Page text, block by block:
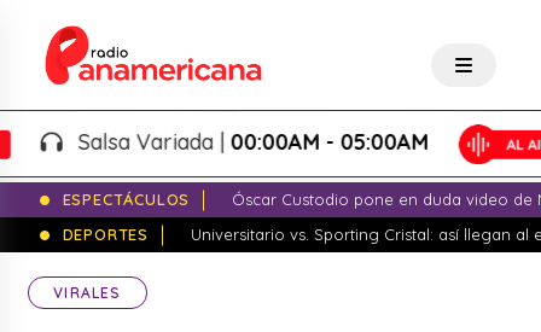
Salsa Variada |00:00AM - 05:00AM
ESPECTÁCULOS
Óscar Custodio pone en duda video de
DEPORTES
Universitario vs. Sporting Cristal: así llegan al
VIRALES